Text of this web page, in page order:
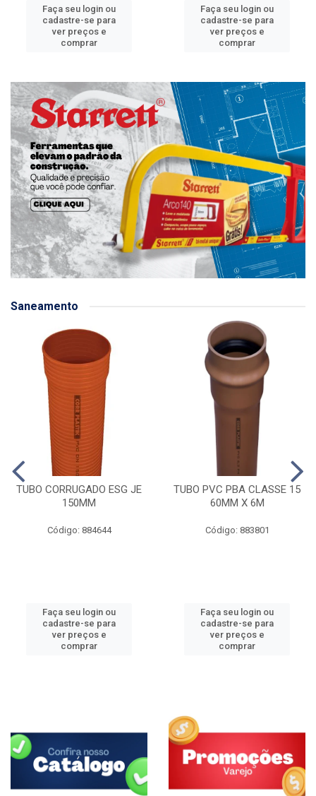
Faça seu login ou
cadastre-se para
ver preços e
comprar
Faça seu login ou
cadastre-se para
ver preços e
comprar
Saneamento
TUBO CORRUGADO ESG JE
150MM
Código: 884644
Faça seu login ou
cadastre-se para
ver preços e
comprar
TUBO PVC PBA CLASSE 15
60MM X 6M
Código: 883801
Faça seu login ou
cadastre-se para
ver preços e
comprar